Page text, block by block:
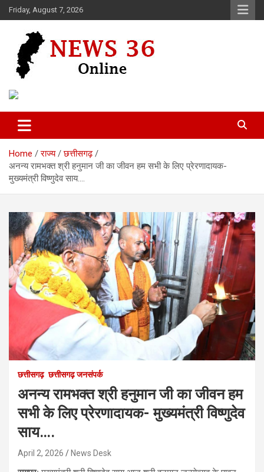
Skip
to
Friday, August 7, 2026
News 36
Home राज्य
छत्तीसगढ़
अनन्य रामभक्त श्री हनुमान जी का जीवन हम सभी के लिए प्रेरणादायक-
मुख्यमंत्री विष्णुदेव साय….
छत्तीसगढ़ छत्तीसगढ़ जनसंपर्क
अनन्य रामभक्त श्री हनुमान जी का जीवन हम
सभी के लिए प्रेरणादायक- मुख्यमंत्री विष्णुदेव
साय….
April 2, 2026 News Desk